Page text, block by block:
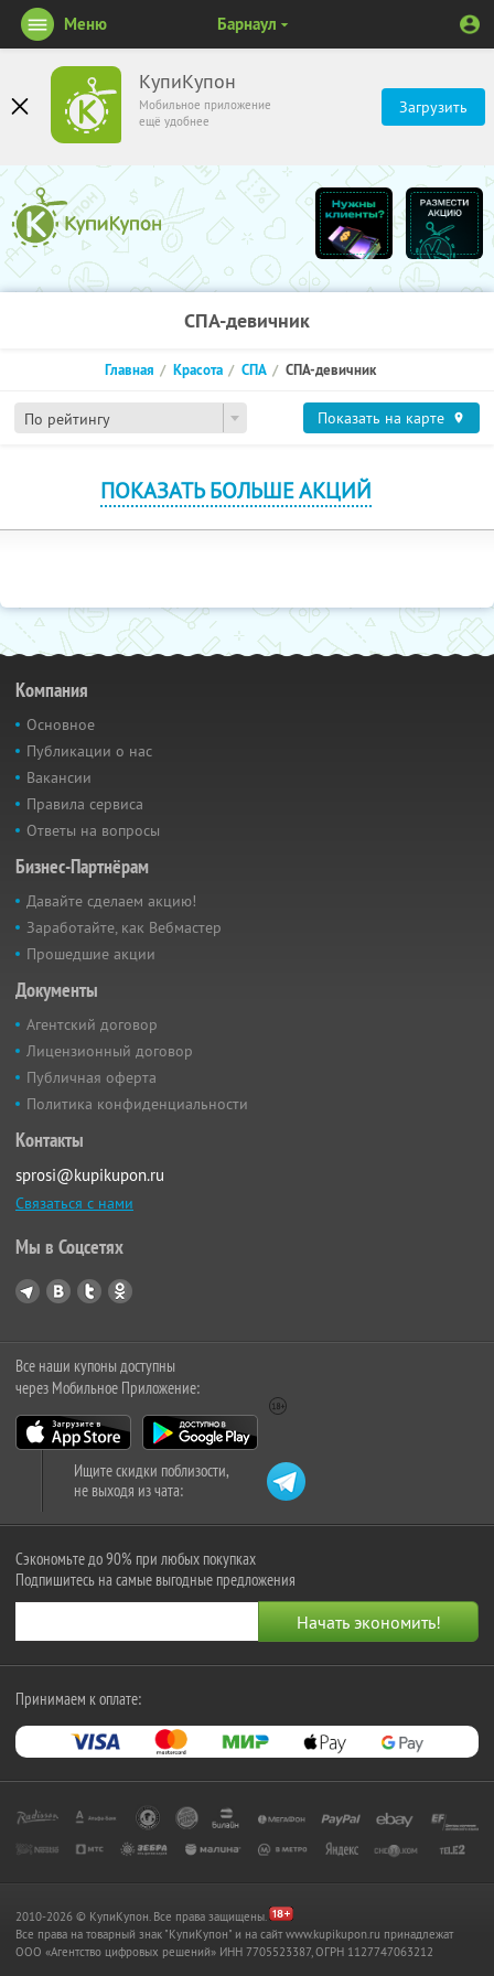
КупиКупон
Мобильное приложение
ещё удобнее
Загрузить
Меню Барнаул
СПА-девичник
По рейтингу
Главная Красота СПА СПА-девичник
Показать на карте
ПОКАЗАТЬ БОЛЬШЕ АКЦИЙ
Компания
Основное
Публикации о нас
Вакансии
Правила сервиса
Ответы на вопросы
Бизнес-Партнёрам
Давайте сделаем акцию!
Заработайте, как Вебмастер
Прошедшие акции
Документы
Агентский договор
Лицензионный договор
Публичная оферта
Политика конфиденциальности
Контакты
sprosi@kupikupon.ru
Связаться с нами
Мы в Соцсетях
Все наши купоны доступны
через Мобильное Приложение:
Ищите скидки поблизости,
не выходя из чата:
Сэкономьте до 90% при любых покупках
Подпишитесь на самые выгодные предложения
Принимаем к оплате:
2010-2026 © КупиКупон. Все права защищены.
Все права на товарный знак "КупиКупон" и на сайт www.kupikupon.ru принадлежат
OOO «Агентство цифровых решений» ИНН 7705523387, ОГРН 1127747063212